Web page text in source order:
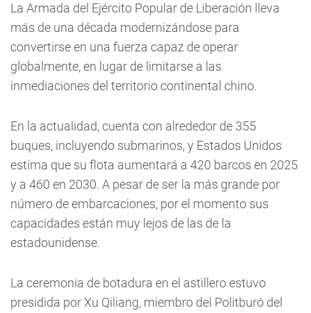
La Armada del Ejército Popular de Liberación lleva
más de una década modernizándose para
convertirse en una fuerza capaz de operar
globalmente, en lugar de limitarse a las
inmediaciones del territorio continental chino.
En la actualidad, cuenta con alrededor de 355
buques, incluyendo submarinos, y Estados Unidos
estima que su flota aumentará a 420 barcos en 2025
y a 460 en 2030. A pesar de ser la más grande por
número de embarcaciones, por el momento sus
capacidades están muy lejos de las de la
estadounidense.
La ceremonia de botadura en el astillero estuvo
presidida por Xu Qiliang, miembro del Politburó del